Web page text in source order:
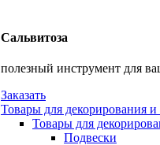
Сальвитоза
полезный инструмент для
Заказать
Товары для декорирования
Товары для
Подвески